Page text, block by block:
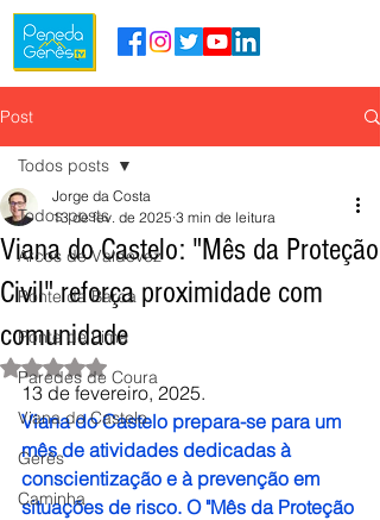
Post
Todos posts
Arcos de Valdevez
Ponte da Barca
Ponte de Lima
Paredes de Coura
Viana do Castelo
Gerês
Caminha
Todos posts
Viana do Castelo: "Mês da Proteção
Civil" reforça proximidade com
comunidade
Jorge da Costa
13 de fev. de 2025 3 min de leitura
Avaliado com NaN de 5 estrelas.
13 de fevereiro, 2025.
Viana do Castelo prepara-se para um
mês de atividades dedicadas à
conscientização e à prevenção em
situações de risco. O "Mês da Proteção